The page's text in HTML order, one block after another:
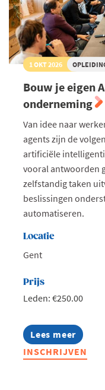
1 OKT 2026
Bouw je eigen
onderneming
Van idee naar
agents zijn de
artificiële intelligentie. Waar tools zoals
vooral antwoorden
zelfstandig taken
beslissingen
automatiseren.
Locatie
Gent
Prijs
Leden: €250.00
Lees meer
about
Bouw
je
INSCHRIJVEN